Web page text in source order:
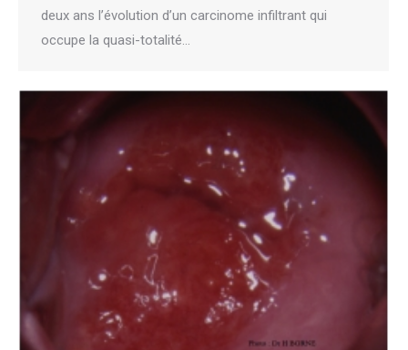
deux ans l’évolution d’un carcinome infiltrant qui
occupe la quasi-totalité…